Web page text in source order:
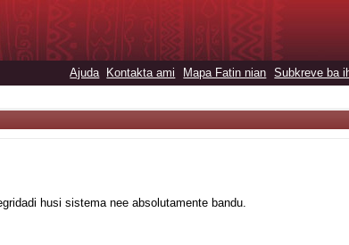
Ajuda Kontakta ami Mapa Fatin nian Subkreve ba
husi sistema nee absolutamente bandu.